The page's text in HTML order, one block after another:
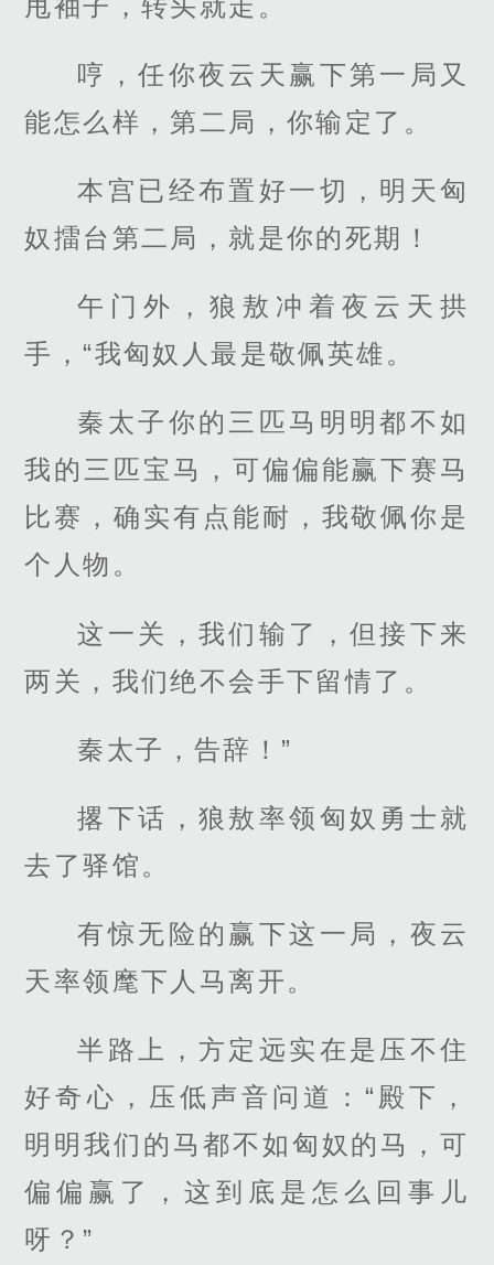
哼，任你夜云天赢下第一局又
能怎么样，第二局，你输定了。
本宫已经布置好一切，明天匈
奴擂台第二局，就是你的死期！
午门外，狼敖冲着夜云天拱
手，“我匈奴人最是敬佩英雄。
秦太子你的三匹马明明都不如
我的三匹宝马，可偏偏能赢下赛马
比赛，确实有点能耐，我敬佩你是
个人物。
这一关，我们输了，但接下来
两关，我们绝不会手下留情了。
秦太子，告辞！”
撂下话，狼敖率领匈奴勇士就
去了驿馆。
有惊无险的赢下这一局，夜云
天率领麾下人马离开。
半路上，方定远实在是压不住
好奇心，压低声音问道：“殿下，
明明我们的马都不如匈奴的马，可
偏偏赢了，这到底是怎么回事儿
呀？”